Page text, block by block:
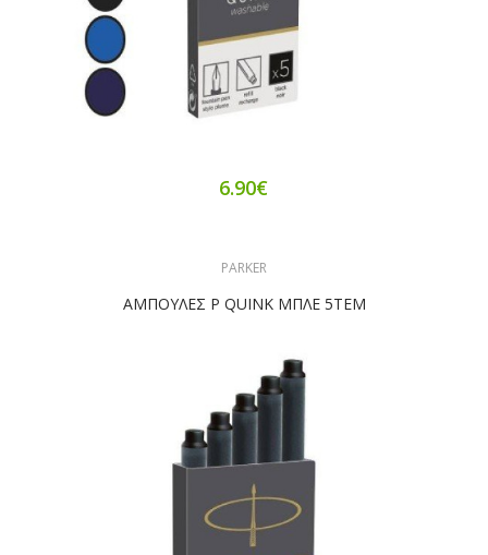
6.90€
PARKER
ΑΜΠΟΥΛΕΣ P QUINK ΜΠΛΕ 5ΤΕΜ